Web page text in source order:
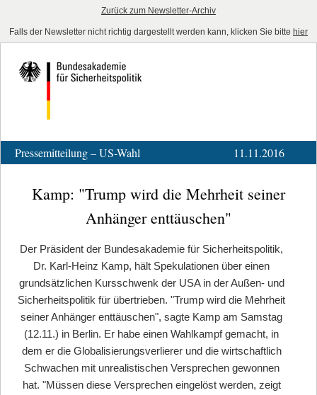
Zurück zum Newsletter-Archiv
Falls der Newsletter nicht richtig dargestellt werden kann, klicken Sie bitte hier
Pressemitteilung – US-Wahl 11.11.2016
Kamp: "Trump wird die Mehrheit seiner
Anhänger enttäuschen"
Der Präsident der Bundesakademie für Sicherheitspolitik,
Dr. Karl-Heinz Kamp, hält Spekulationen über einen
grundsätzlichen Kursschwenk der USA in der Außen- und
Sicherheitspolitik für übertrieben. "Trump wird die Mehrheit
seiner Anhänger enttäuschen", sagte Kamp am Samstag
(12.11.) in Berlin. Er habe einen Wahlkampf gemacht, in
dem er die Globalisierungsverlierer und die wirtschaftlich
Schwachen mit unrealistischen Versprechen gewonnen
hat. "Müssen diese Versprechen eingelöst werden, zeigt